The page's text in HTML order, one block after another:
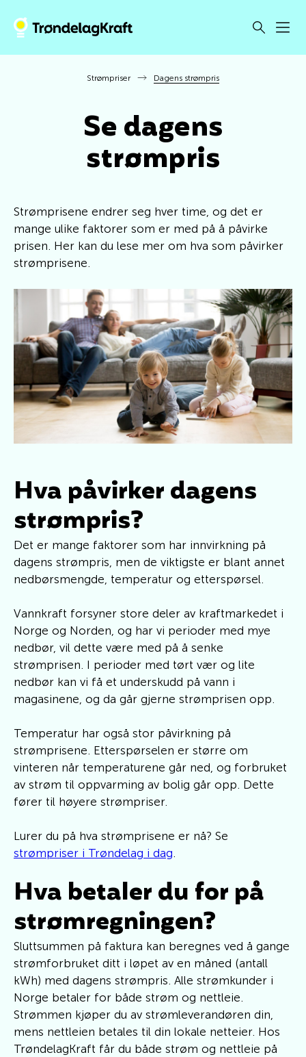
Strømpriser Dagens strømpris
Se dagens
strømpris
Strømprisene endrer seg hver time, og det er
mange ulike faktorer som er med på å påvirke
prisen. Her kan du lese mer om hva som påvirker
strømprisene.
Hva påvirker dagens
strømpris?
Det er mange faktorer som har innvirkning på
dagens strømpris, men de viktigste er blant annet
nedbørsmengde, temperatur og etterspørsel.
Vannkraft forsyner store deler av kraftmarkedet i
Norge og Norden, og har vi perioder med mye
nedbør, vil dette være med på å senke
strømprisen. I perioder med tørt vær og lite
nedbør kan vi få et underskudd på vann i
magasinene, og da går gjerne strømprisen opp.
Temperatur har også stor påvirkning på
strømprisene. Etterspørselen er større om
vinteren når temperaturene går ned, og forbruket
av strøm til oppvarming av bolig går opp. Dette
fører til høyere strømpriser.
Lurer du på hva strømprisene er nå? Se
strømpriser i Trøndelag i dag.
Hva betaler du for på
strømregningen?
Sluttsummen på faktura kan beregnes ved å gange
strømforbruket ditt i løpet av en måned (antall
kWh) med dagens strømpris. Alle strømkunder i
Norge betaler for både strøm og nettleie.
Strømmen kjøper du av strømleverandøren din,
mens nettleien betales til din lokale netteier. Hos
TrøndelagKraft får du både strøm og nettleie på